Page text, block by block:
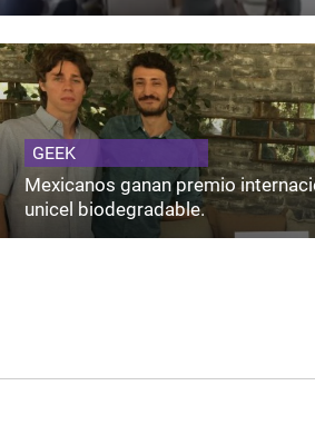
GEEK
Mexicanos ganan premio
unicel biodegradable.